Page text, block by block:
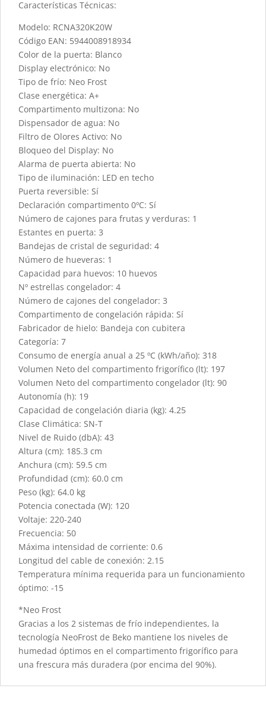
Características Técnicas:
Modelo: RCNA320K20W
Código EAN: 5944008918934
Color de la puerta: Blanco
Display electrónico: No
Tipo de frío: Neo Frost
Clase energética: A+
Compartimento multizona: No
Dispensador de agua: No
Filtro de Olores Activo: No
Bloqueo del Display: No
Alarma de puerta abierta: No
Tipo de iluminación: LED en techo
Puerta reversible: Sí
Declaración compartimento 0ºC: Sí
Número de cajones para frutas y verduras: 1
Estantes en puerta: 3
Bandejas de cristal de seguridad: 4
Número de hueveras: 1
Capacidad para huevos: 10 huevos
Nº estrellas congelador: 4
Número de cajones del congelador: 3
Compartimento de congelación rápida: Sí
Fabricador de hielo: Bandeja con cubitera
Categoría: 7
Consumo de energía anual a 25 ºC (kWh/año): 318
Volumen Neto del compartimento frigorífico (lt): 197
Volumen Neto del compartimento congelador (lt): 90
Autonomía (h): 19
Capacidad de congelación diaria (kg): 4.25
Clase Climática: SN-T
Nivel de Ruido (dbA): 43
Altura (cm): 185.3 cm
Anchura (cm): 59.5 cm
Profundidad (cm): 60.0 cm
Peso (kg): 64.0 kg
Potencia conectada (W): 120
Voltaje: 220-240
Frecuencia: 50
Máxima intensidad de corriente: 0.6
Longitud del cable de conexión: 2.15
Temperatura mínima requerida para un funcionamiento
óptimo: -15
*Neo Frost
Gracias a los 2 sistemas de frío independientes, la
tecnología NeoFrost de Beko mantiene los niveles de
humedad óptimos en el compartimento frigorífico para
una frescura más duradera (por encima del 90%).